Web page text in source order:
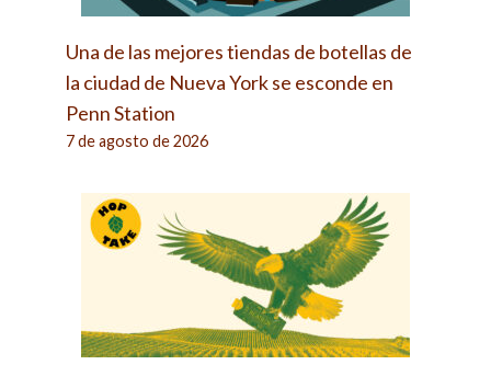
Una de las mejores tiendas de botellas de
la ciudad de Nueva York se esconde en
Penn Station
7 de agosto de 2026